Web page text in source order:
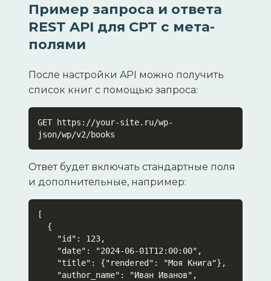
Пример запроса и ответа
REST API для CPT с мета-
полями
После настройки API можно получить
список книг с помощью запроса:
GET https://your-site.ru/wp-
json/wp/v2/books
Ответ будет включать стандартные поля
и дополнительные, например:
[